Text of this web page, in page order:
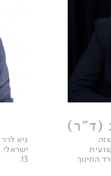
(ד"ר)
החינוך.
גיא
13.